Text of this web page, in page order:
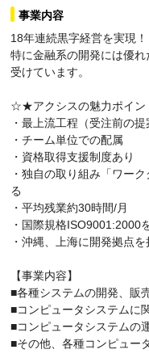
事業内容
18年連続黒字経営を実現！
特に金融系の開発には優
受けています。
☆★アクシスの魅力ポイ
・最上流工程（受注前の
・チーム単位での配属
・資格取得支援制度あり
・独自の取り組み「ワー
る
・平均残業約30時間/月
・国際規格ISO9001:2000
・沖縄、上海に開発拠点
【事業内容】
■各種システムの開発、販
■コンピュータシステムに
■コンピュータシステムの
■その他、各種コンピュー